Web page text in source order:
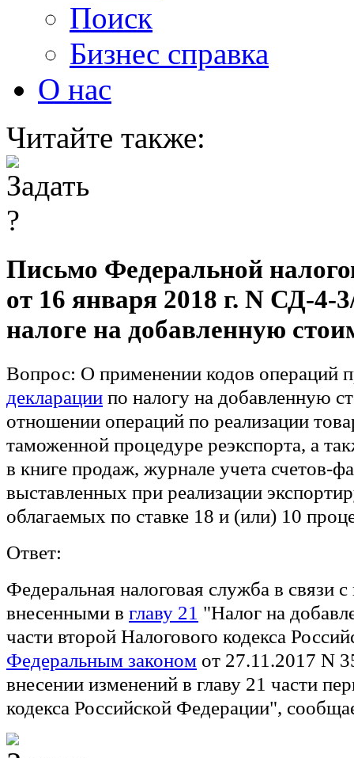
Поиск
Бизнес справка
О нас
Читайте также:
Письмо Федеральной
от 16 января 2018 г. N СД-4-
налоге на добавленную
Вопрос: О применении кодов операций
декларации по налогу на добавленную
отношении операций по реализации
таможенной процедуре реэкспорта, а
в книге продаж, журнале учета счетов-
выставленных при реализации
облагаемых по ставке 18 и (или) 10
Ответ:
Федеральная налоговая служба в связи
внесенными в главу 21 "Налог на
части второй Налогового кодекса
Федеральным законом от 27.11.2017 N
внесении изменений в главу 21 части
кодекса Российской Федерации",